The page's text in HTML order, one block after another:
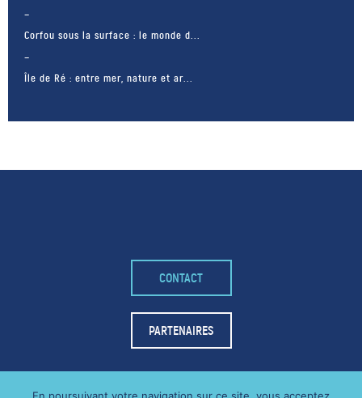
Corfou sous la surface : le monde d...
Île de Ré : entre mer, nature et ar...
– FACEBOOK –
POUR LIKER
TA MER
CONTACT
PARTENAIRES